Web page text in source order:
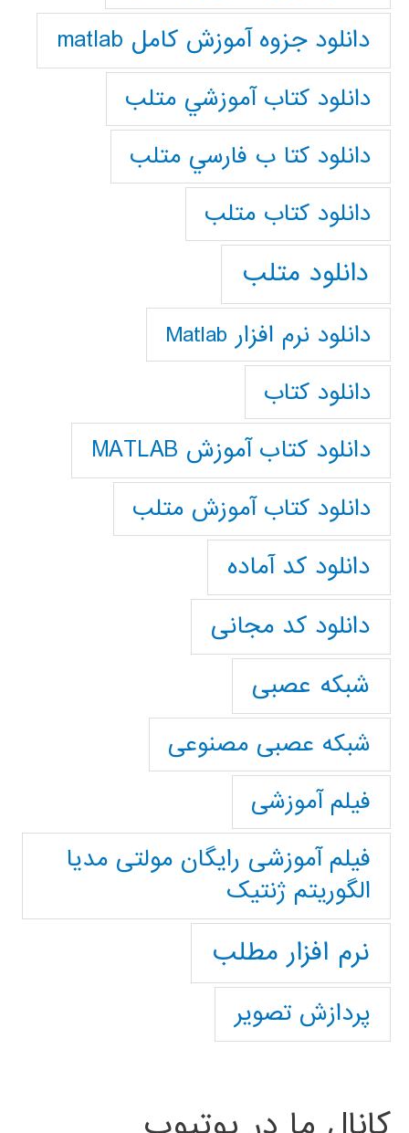
دانلود جزوه آموزش کامل matlab
دانلود كتاب آموزشي متلب
دانلود كتا ب فارسي متلب
دانلود كتاب متلب
دانلود متلب
دانلود نرم افزار Matlab
دانلود کتاب
دانلود کتاب آموزش MATLAB
دانلود کتاب آموزش متلب
دانلود کد آماده
دانلود کد مجانی
شبکه عصبی
شبکه عصبی مصنوعی
فیلم آموزشی
فیلم آموزشی رایگان مولتی مدیا
الگوریتم ژنتیک
نرم افزار مطلب
پردازش تصویر